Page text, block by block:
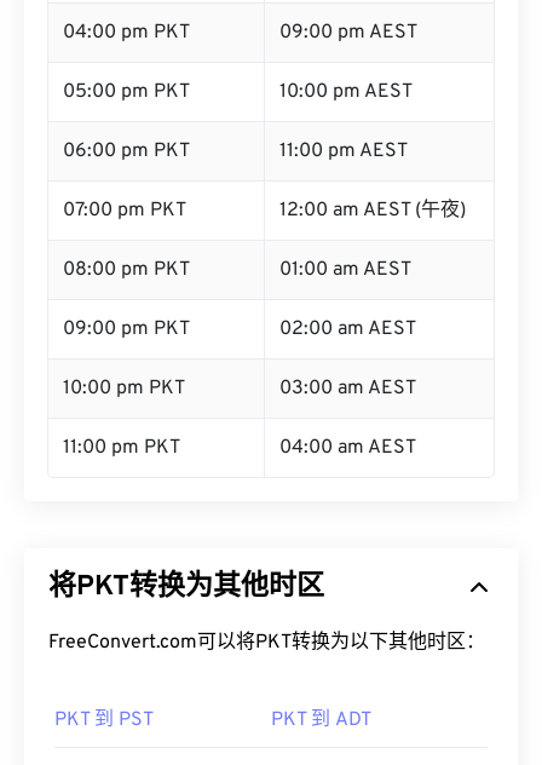
04:00 pm PKT 09:00 pm AEST
05:00 pm PKT 10:00 pm AEST
06:00 pm PKT 11:00 pm AEST
07:00 pm PKT 12:00 am AEST (午夜)
08:00 pm PKT 01:00 am AEST
09:00 pm PKT 02:00 am AEST
10:00 pm PKT 03:00 am AEST
11:00 pm PKT 04:00 am AEST
将PKT转换为其他时区
FreeConvert.com可以将PKT转换为以下其他时区：
PKT 到 PST PKT 到 ADT